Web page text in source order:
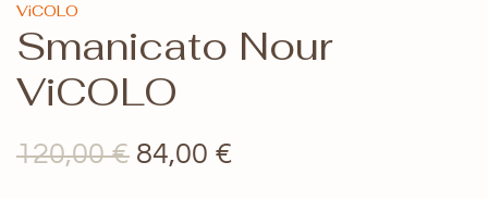
ViCOLO
Smanicato Nour
ViCOLO
120,00€ Il
84,00 €